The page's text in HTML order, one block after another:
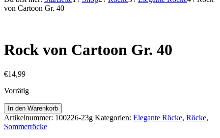
von Cartoon Gr. 40
Rock von Cartoon Gr. 40
€14,99
Vorrätig
Rock
von
Cartoon
In den Warenkorb
Artikelnummer: 100226-23g Kategorien: Elegante Röcke, Röcke,
Sommerröcke